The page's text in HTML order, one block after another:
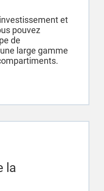
et
pouvez
de
large gamme
la